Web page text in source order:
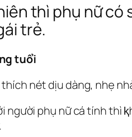
thì phụ nữ
trẻ.
tuổi
nét dịu dàng, nhẹ
người phụ nữ cá tính thì